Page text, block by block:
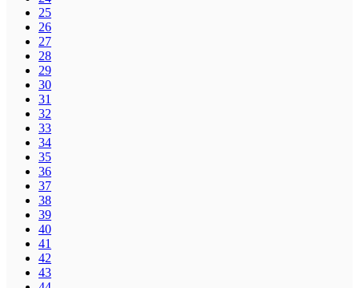
25
26
27
28
29
30
31
32
33
34
35
36
37
38
39
40
41
42
43